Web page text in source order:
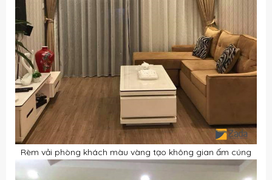
Rèm vải phòng khách màu vàng tạo không gian ấm cúng